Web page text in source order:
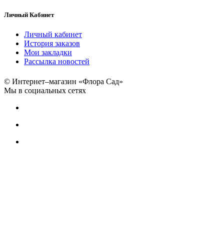
Личный Кабинет
Личный кабинет
История заказов
Мои закладки
Рассылка новостей
© Интернет–магазин «Флора Сад»
Мы в социальных сетях